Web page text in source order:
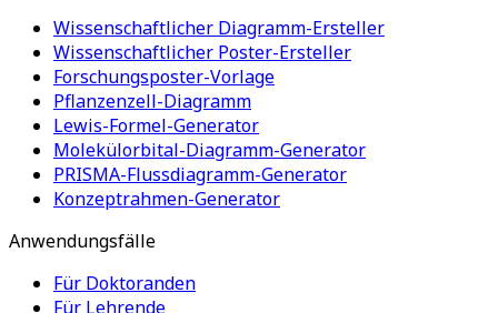
Wissenschaftlicher Diagramm-Ersteller
Wissenschaftlicher Poster-Ersteller
Forschungsposter-Vorlage
Pflanzenzell-Diagramm
Lewis-Formel-Generator
Molekülorbital-Diagramm-Generator
PRISMA-Flussdiagramm-Generator
Konzeptrahmen-Generator
Anwendungsfälle
Für Doktoranden
Für Lehrende